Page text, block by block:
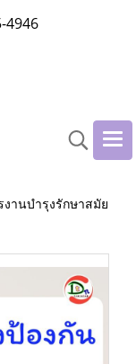
4946
งานบำรุงรักษาสมัย